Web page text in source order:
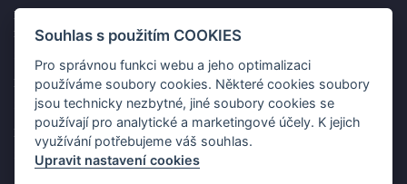
Prokop pro Vás vybírá z obslužného úseku na víkendovku tu
nejlepší cenu z letáku!
Kup špekáčky od Váhaly a vyhraj s naCOOPkou sekerku Fiskars
29.07
Prokop pro Vás vybírá na víkendovku ty nejlepší ceny z letáku!
29.07
Souhlas s použitím COOKIES
Pro správnou funkci webu a jeho optimalizaci
používáme soubory cookies. Některé cookies soubory
jsou technicky nezbytné, jiné soubory cookies se
používají pro analytické a marketingové účely. K jejich
využívání potřebujeme váš souhlas.
Upravit nastavení cookies